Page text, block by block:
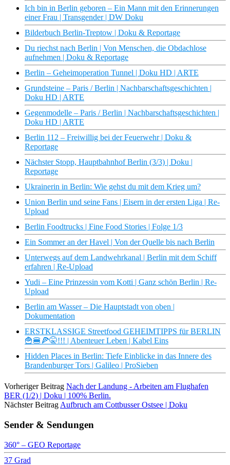
Ich bin in Berlin geboren – Ein Mann mit den Erinnerungen
einer Frau | Transgender | DW Doku
Bilderbuch Berlin-Treptow | Doku & Reportage
Du riechst nach Berlin | Von Menschen, die Obdachlose
aufnehmen | Doku & Reportage
Berlin – Geheimoperation Tunnel | Doku HD | ARTE
Grundsteine – Paris / Berlin | Nachbarschaftsgeschichten |
Doku HD | ARTE
Gegenmodelle – Paris / Berlin | Nachbarschaftsgeschichten |
Doku HD | ARTE
Berlin 112 – Freiwillig bei der Feuerwehr | Doku &
Reportage
Nächster Stopp, Hauptbahnhof Berlin (3/3) | Doku |
Reportage
Ukrainerin in Berlin: Wie gehst du mit dem Krieg um?
Union Berlin und seine Fans | Eisern in der ersten Liga | Re-
Upload
Berlin Foodtrucks | Fine Food Stories | Folge 1/3
Ein Sommer an der Havel | Von der Quelle bis nach Berlin
Unterwegs auf dem Landwehrkanal | Berlin mit dem Schiff
erfahren | Re-Upload
Yudi – Eine Prinzessin vom Kotti | Ganz schön Berlin | Re-
Upload
Berlin am Wasser – Die Hauptstadt von oben |
Dokumentation
ERSTKLASSIGE Streetfood GEHEIMTIPPS für BERLIN
🍟​🍔​🍕​🤫​!!! | Abenteuer Leben | Kabel Eins
Hidden Places in Berlin: Tiefe Einblicke in das Innere des
Brandenburger Tors | Galileo | ProSieben
Vorheriger Beitrag Nach der Landung - Arbeiten am Flughafen
BER (1/2) | Doku | 100% Berlin.
Nächster Beitrag Aufbruch am Cottbusser Ostsee | Doku
Sender & Sendungen
360° – GEO Reportage
37 Grad